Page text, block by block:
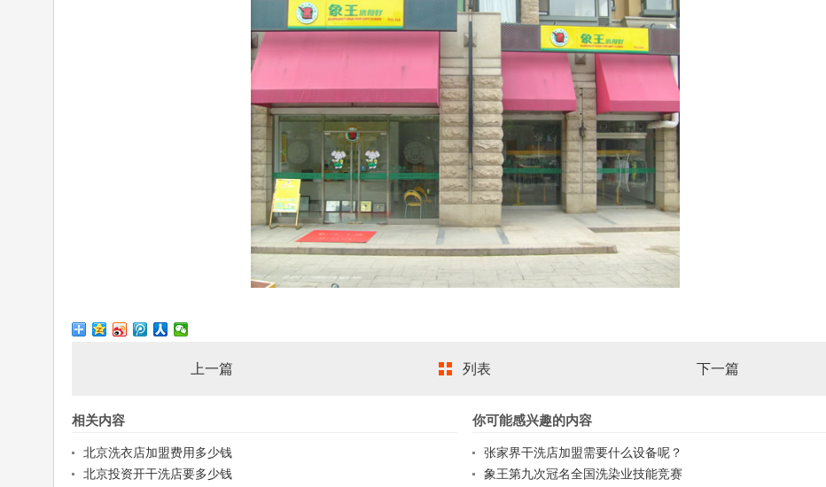
上一篇 列表 下一篇
相关内容
北京洗衣店加盟费用多少钱
北京投资开干洗店要多少钱
你可能感兴趣的内容
张家界干洗店加盟需要什么设备呢？
象王第九次冠名全国洗染业技能竞赛